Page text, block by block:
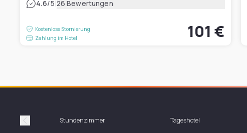
4.6/5|26 Bewertungen
Kostenlose Stornierung
Zahlung im Hotel
101 €
PrécédentStundenzimmer Tageshotel